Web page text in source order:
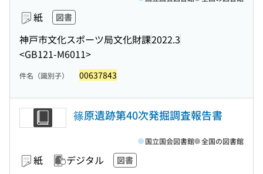
紙 図書
神戸市文化スポーツ局文化財課2022.3
<GB121-M6011>
件名（識別子） 00637843
篠原遺跡第40次発掘調査報告書
紙 デジタル 図書
国立国会図書館 全国の図書館